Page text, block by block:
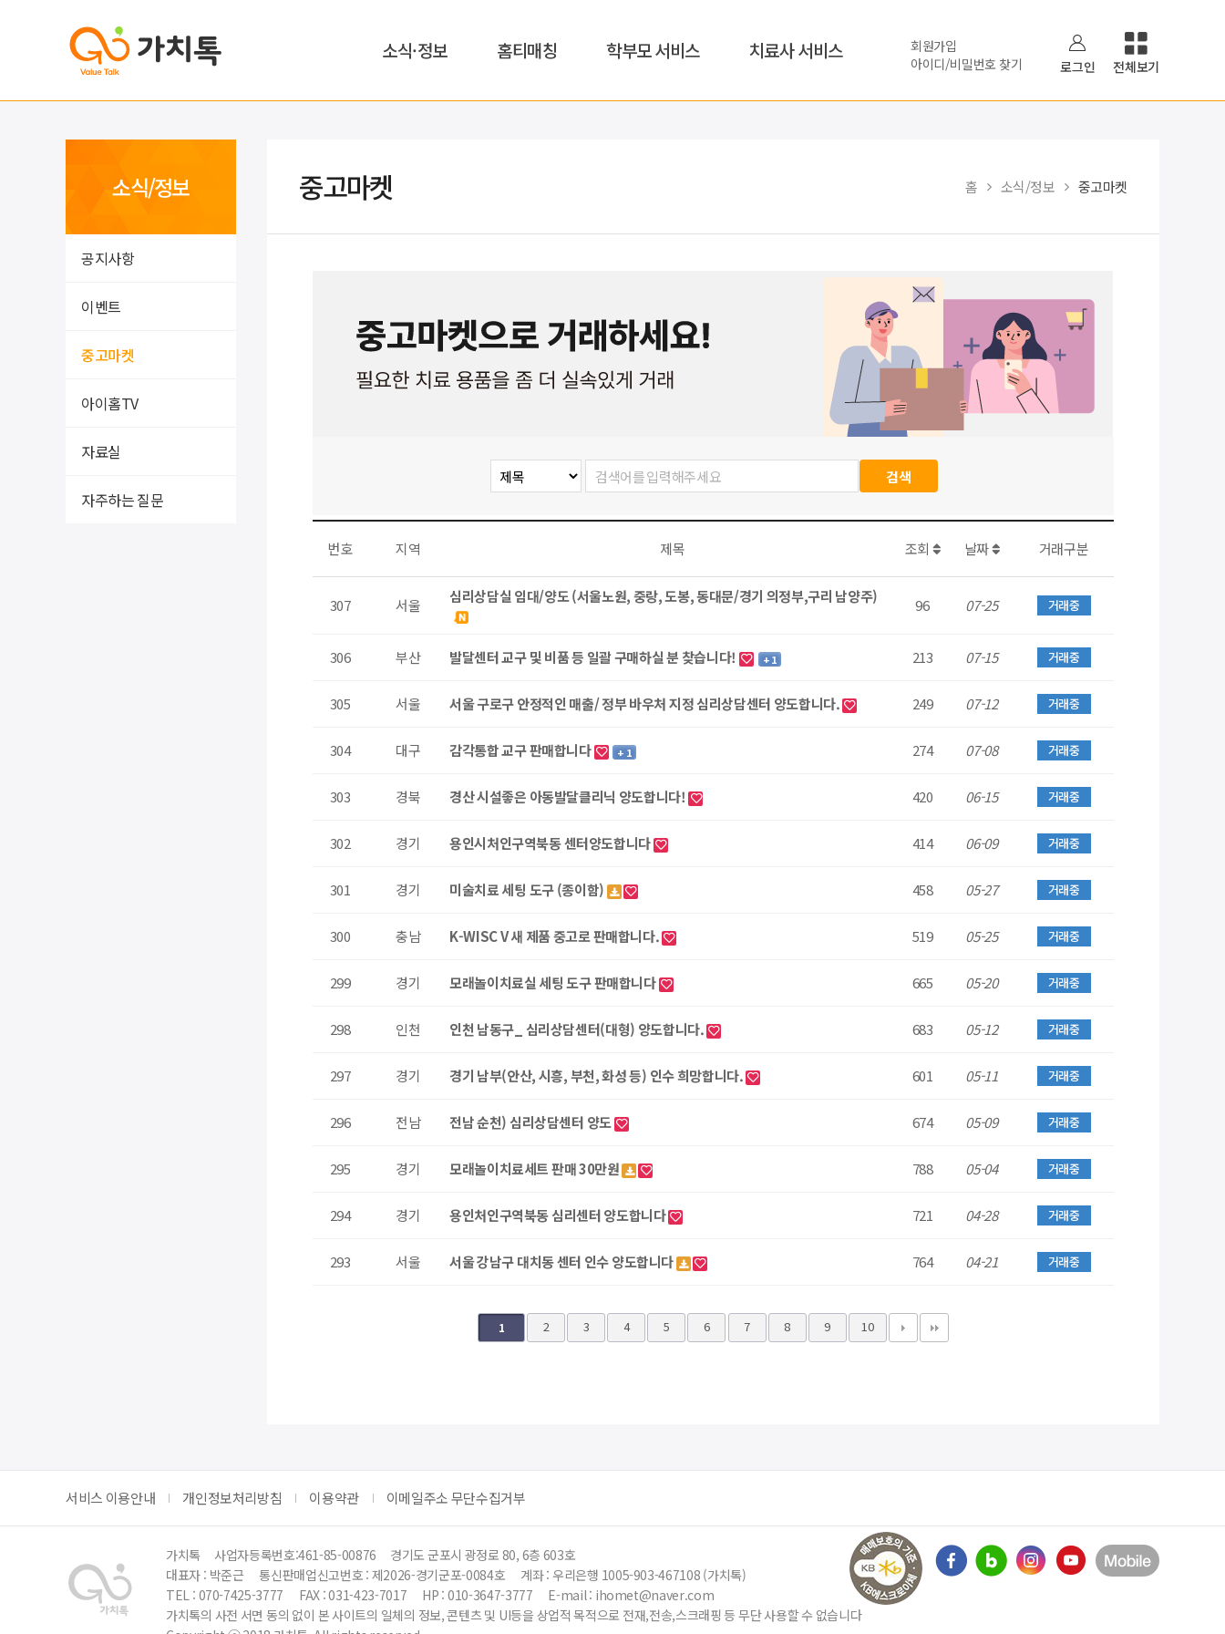
소식·정보 홈티매칭 학부모 서비스 치료사 서비스
회원가입
아이디/비밀번호 찾기
로그인 전체보기
소식/정보
공지사항
이벤트
중고마켓
아이홈TV
자료실
자주하는 질문
중고마켓 홈 소식/정보 중고마켓
번호 지역 제목 조회 날짜 거래구분
307 서울 심리상담실 임대/양도 (서울노원, 중랑, 도봉, 동대문/경기 의정부,구리 남양주) 96 07-25 거래중
306 부산 발달센터 교구 및 비품 등 일괄 구매하실 분 찾습니다! + 1 213 07-15 거래중
305 서울 서울 구로구 안정적인 매출/ 정부 바우처 지정 심리상담센터 양도합니다. 249 07-12 거래중
304 대구 감각통합 교구 판매합니다 + 1 274 07-08 거래중
303 경북 경산 시설좋은 아동발달클리닉 양도합니다! 420 06-15 거래중
302 경기 용인시처인구역북동 센터양도합니다 414 06-09 거래중
301 경기 미술치료 세팅 도구 (종이함) 458 05-27 거래중
300 충남 K-WISC V 새 제품 중고로 판매합니다. 519 05-25 거래중
299 경기 모래놀이치료실 세팅 도구 판매합니다 665 05-20 거래중
298 인천 인천 남동구_ 심리상담센터(대형) 양도합니다. 683 05-12 거래중
297 경기 경기 남부(안산, 시흥, 부천, 화성 등) 인수 희망합니다. 601 05-11 거래중
296 전남 전남 순천) 심리상담센터 양도 674 05-09 거래중
295 경기 모래놀이치료세트 판매 30만원 788 05-04 거래중
294 경기 용인처인구역북동 심리센터 양도합니다 721 04-28 거래중
293 서울 서울 강남구 대치동 센터 인수 양도합니다 764 04-21 거래중
1 2 3 4 5 6 7 8 9 10
서비스 이용안내 개인정보처리방침 이용약관 이메일주소 무단수집거부
가치톡 사업자등록번호:461-85-00876
경기도 군포시 광정로 80, 6층 603호
대표자 : 박준근
통신판매업신고번호 : 제2026-경기군포-0084호
계좌 : 우리은행 1005-903-467108 (가치톡)
TEL : 070-7425-3777
FAX : 031-423-7017 HP : 010-3647-3777
E-mail : ihomet@naver.com
가치톡의 사전 서면 동의 없이 본 사이트의 일체의 정보, 콘텐츠 및 UI등을 상업적 목적으로 전재,전송,스크래핑 등 무단 사용할 수 없습니다